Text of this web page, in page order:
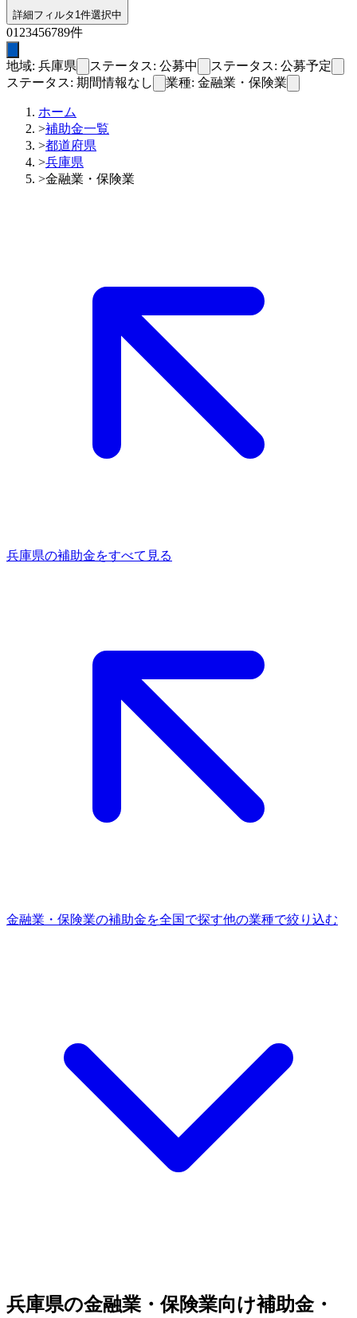
詳細フィルタ 1件選択中
01 23456789件
地域: 兵庫県 ステータス: 公募中
ステータス: 公募予定
ステータス: 期間情報なし
業種: 金融業・保険業
ホーム
>補助金一覧
>都道府県
>兵庫県
>金融業・保険業
兵庫県の補助金をすべて見る
金融業・保険業の補助金を全国で探す他の業種で絞り込む
兵庫県の金融業・保険業向け補助金・